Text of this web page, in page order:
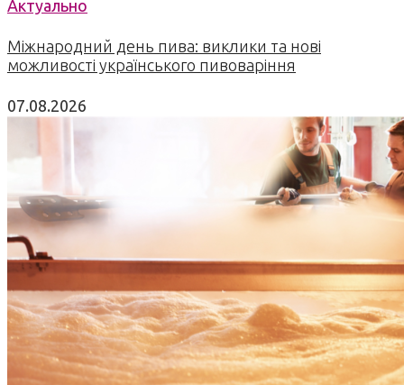
Актуально
Міжнародний день пива: виклики та нові
можливості українського пивоваріння
07.08.2026